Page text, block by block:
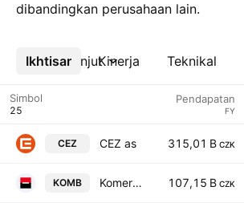
dibandingkan perusahaan lain.
Ikhtisar Kinerja Teknikal
Lebih lanjut
Simbol Pendapatan
FY
CEZ CEZ as 315,01 B CZK
KOMB Komercni banka, a.s. 107,15 B CZK